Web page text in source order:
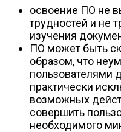
освоение ПО не
трудностей и не
изучения
ПО может быть
образом, что
пользователями
практически
возможных
совершить
необходимого